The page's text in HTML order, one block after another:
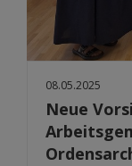
08.05.2025
Neue